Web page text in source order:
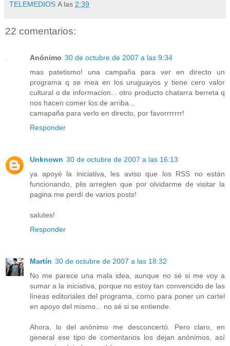
TELEMEDIOS A las 2:39
22 comentarios:
Anónimo 30 de octubre de 2007 a las 9:34
mas patetismo! una campaña para ver en directo un
programa q se mea en los uruguayos y tiene cero valor
cultural o de informacion... otro producto chatarra berreta q
nos hacen comer los de arriba...
camapaña para verlo en directo, por favorrrrrrr!
Responder
Unknown 30 de octubre de 2007 a las 16:13
ya apoyé la iniciativa, les aviso que los RSS no están
funcionando, plis arreglen que por olvidarme de visitar la
pagina me perdí de varios posts!
salutes!
Responder
Martín 30 de octubre de 2007 a las 18:32
No me parece una mala idea, aunque no sé si me voy a
sumar a la iniciativa, porque no estoy tan convencido de las
líneas editoriales del programa, como para poner un cartel
en apoyo del mismo... no sé si se entiende.
Ahora, lo del anónimo me desconcertó. Pero claro, en
general ese tipo de comentarios los dejan anónimos, así